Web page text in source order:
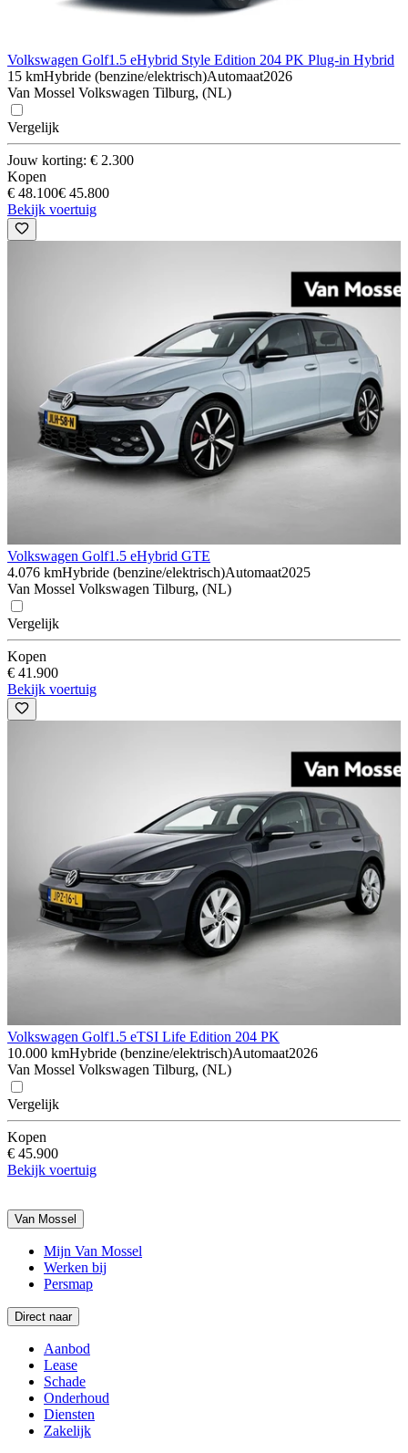
Volkswagen Golf1.5 eHybrid Style Edition 204 PK Plug-in Hybrid
15 kmHybride (benzine/elektrisch)Automaat2026
Van Mossel Volkswagen Tilburg, (NL)
Vergelijk
Jouw korting: € 2.300
Kopen
€ 48.100€ 45.800
Bekijk voertuig
Volkswagen Golf1.5 eHybrid GTE
4.076 kmHybride (benzine/elektrisch)Automaat2025
Van Mossel Volkswagen Tilburg, (NL)
Vergelijk
Kopen
€ 41.900
Bekijk voertuig
Volkswagen Golf1.5 eTSI Life Edition 204 PK
10.000 kmHybride (benzine/elektrisch)Automaat2026
Van Mossel Volkswagen Tilburg, (NL)
Vergelijk
Kopen
€ 45.900
Bekijk voertuig
Van Mossel
Mijn Van Mossel
Werken bij
Persmap
Direct naar
Aanbod
Lease
Schade
Onderhoud
Diensten
Zakelijk